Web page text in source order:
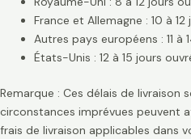
France et Allemagne : 10 à 12
Autres pays européens : 11 à
États-Unis : 12 à 15 jours
Remarque : Ces délais de livraison
circonstances imprévues peuvent
frais de livraison applicables dans